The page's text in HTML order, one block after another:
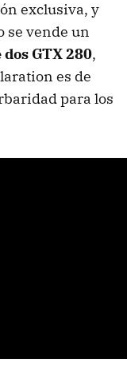
exclusiva, y
se vende un
dos GTX 280,
es de
para los